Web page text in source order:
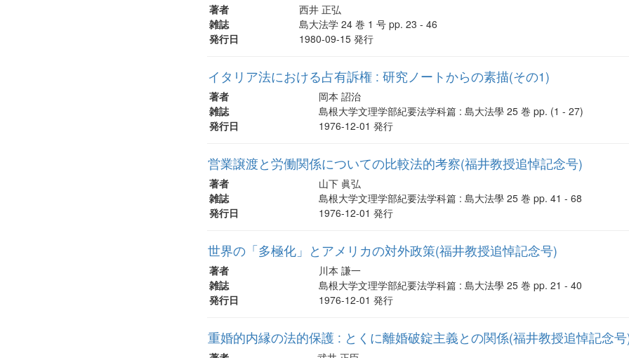
著者
西井 正弘
雑誌
島大法学 24 巻 1 号 pp. 23 - 46
発行日
1980-09-15 発行
イタリア法における占有訴権 : 研究ノートからの素描(その1)
著者
岡本 詔治
雑誌
島根大学文理学部紀要法学科篇 : 島大法學 25 巻 pp. (1 - 27)
発行日
1976-12-01 発行
営業譲渡と労働関係についての比較法的考察(福井教授追悼記念号)
著者
山下 眞弘
雑誌
島根大学文理学部紀要法学科篇 : 島大法學 25 巻 pp. 41 - 68
発行日
1976-12-01 発行
世界の「多極化」とアメリカの対外政策(福井教授追悼記念号)
著者
川本 謙一
雑誌
島根大学文理学部紀要法学科篇 : 島大法學 25 巻 pp. 21 - 40
発行日
1976-12-01 発行
重婚的内縁の法的保護 : とくに離婚破錠主義との関係(福井教授追悼記念